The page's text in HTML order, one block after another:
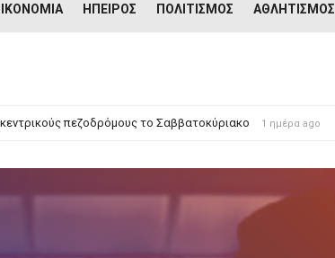
ΉΠΕΙΡΟΣ ΠΟΛΙΤΙΣΜΌΣ ΑΘΛΗΤΙΣΜΌΣ
κεντρικούς πεζοδρόμους το Σαββατοκύριακο 1 ημέρα ago
μεταφορά απορριμμάτων με ακατάλληλα οχήματα ζητά η ΠΝΟ